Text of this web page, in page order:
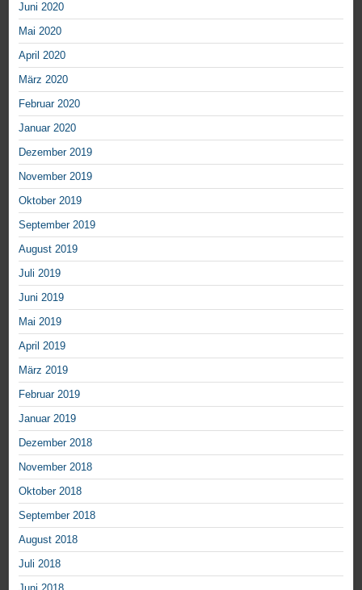
Juni 2020
Mai 2020
April 2020
März 2020
Februar 2020
Januar 2020
Dezember 2019
November 2019
Oktober 2019
September 2019
August 2019
Juli 2019
Juni 2019
Mai 2019
April 2019
März 2019
Februar 2019
Januar 2019
Dezember 2018
November 2018
Oktober 2018
September 2018
August 2018
Juli 2018